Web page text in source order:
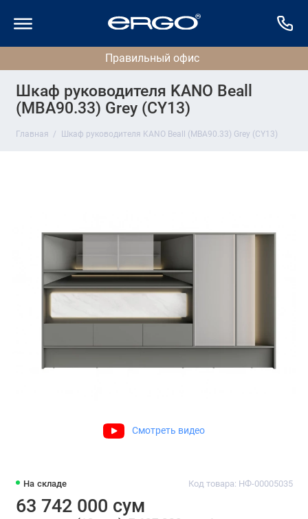
Шкаф руководителя KANO Beall
(MBA90.33) Grey (CY13)
Главная Шкаф руководителя KANO Beall (MBA90.33) Grey (CY13)
Смотреть видео
На складе Код товара: НФ-00005035
63 742 000 сум